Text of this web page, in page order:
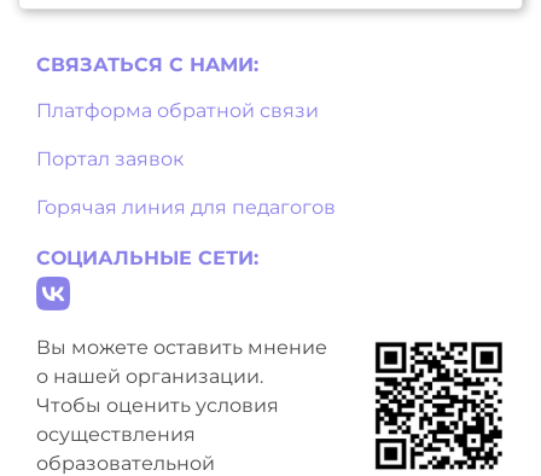
СВЯЗАТЬСЯ С НAМИ:
Платформа обратной связи
Портал заявок
Горячая линия для педагогов
СОЦИАЛЬНЫЕ СЕТИ:
Вы можете оставить мнение
о нашей организации.
Чтобы оценить условия
осуществления
образовательной